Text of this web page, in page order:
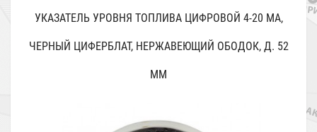
УКАЗАТЕЛЬ УРОВНЯ ТОПЛИВА ЦИФРОВОЙ 4-20 МА,
ЧЕРНЫЙ ЦИФЕРБЛАТ, НЕРЖАВЕЮЩИЙ ОБОДОК, Д. 52
ММ